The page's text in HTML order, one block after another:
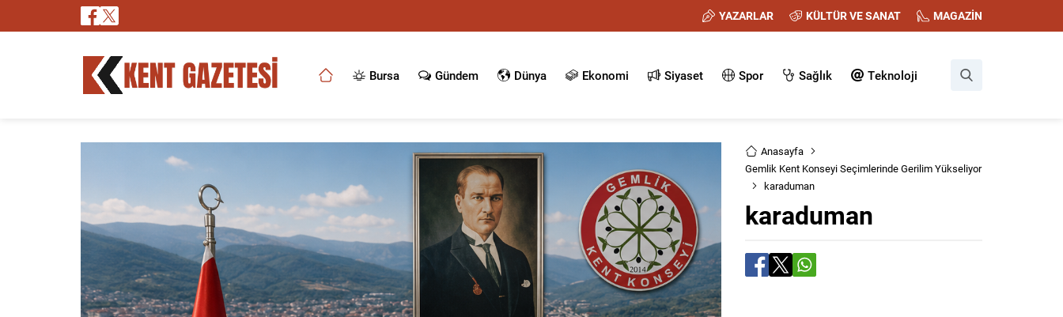
YAZARLAR KÜLTÜR VE SANAT MAGAZİN
Bursa Gündem Dünya Ekonomi Siyaset Spor Sağlık Teknoloji
Anasayfa
Gemlik Kent Konseyi Seçimlerinde Gerilim Yükseliyor
karaduman
karaduman